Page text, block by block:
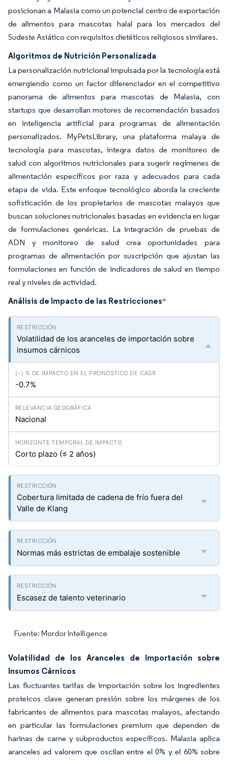
posicionan a Malasia como un potencial centro de exportación
de alimentos para mascotas halal para los mercados del
Sudeste Asiático con requisitos dietéticos religiosos similares.
Algoritmos de Nutrición Personalizada
La personalización nutricional impulsada por la tecnología está
emergiendo como un factor diferenciador en el competitivo
panorama de alimentos para mascotas de Malasia, con
startups que desarrollan motores de recomendación basados
en inteligencia artificial para programas de alimentación
personalizados. MyPetsLibrary, una plataforma malaya de
tecnología para mascotas, integra datos de monitoreo de
salud con algoritmos nutricionales para sugerir regímenes de
alimentación específicos por raza y adecuados para cada
etapa de vida. Este enfoque tecnológico aborda la creciente
sofisticación de los propietarios de mascotas malayos que
buscan soluciones nutricionales basadas en evidencia en lugar
de formulaciones genéricas. La integración de pruebas de
ADN y monitoreo de salud crea oportunidades para
programas de alimentación por suscripción que ajustan las
formulaciones en función de indicadores de salud en tiempo
real y niveles de actividad.
Análisis de Impacto de las Restricciones*
Volatilidad de los aranceles de importación sobre
insumos cárnicos
-0.7%
Nacional
Corto plazo (≤ 2 años)
Cobertura limitada de cadena de frío fuera del
Valle de Klang
Normas más estrictas de embalaje sostenible
Escasez de talento veterinario
Fuente: Mordor Intelligence
Volatilidad de los Aranceles de Importación sobre
Insumos Cárnicos
Las fluctuantes tarifas de importación sobre los ingredientes
proteicos clave generan presión sobre los márgenes de los
fabricantes de alimentos para mascotas malayos, afectando
en particular las formulaciones premium que dependen de
harinas de carne y subproductos específicos. Malasia aplica
aranceles ad valorem que oscilan entre el 0% y el 60% sobre